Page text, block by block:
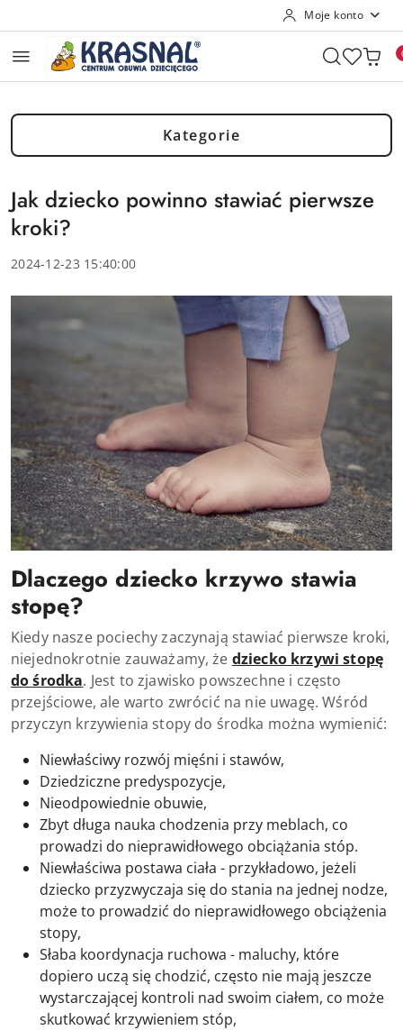
Moje konto
Kategorie
Jak dziecko powinno stawiać pierwsze
kroki?
2024-12-23 15:40:00
Dlaczego dziecko krzywo stawia
stopę?
Kiedy nasze pociechy zaczynają stawiać pierwsze kroki,
niejednokrotnie zauważamy, że dziecko krzywi stopę
do środka. Jest to zjawisko powszechne i często
przejściowe, ale warto zwrócić na nie uwagę. Wśród
przyczyn krzywienia stopy do środka można wymienić:
Niewłaściwy rozwój mięśni i stawów,
Dziedziczne predyspozycje,
Nieodpowiednie obuwie,
Zbyt długa nauka chodzenia przy meblach, co
prowadzi do nieprawidłowego obciążania stóp.
Niewłaściwa postawa ciała - przykładowo, jeżeli
dziecko przyzwyczaja się do stania na jednej nodze,
może to prowadzić do nieprawidłowego obciążenia
stopy,
Słaba koordynacja ruchowa - maluchy, które
dopiero uczą się chodzić, często nie mają jeszcze
wystarczającej kontroli nad swoim ciałem, co może
skutkować krzywieniem stóp,